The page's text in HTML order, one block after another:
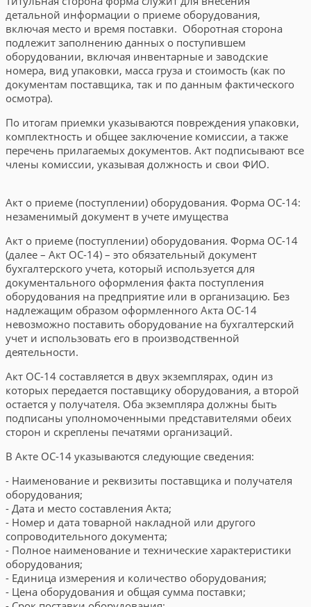
детальной информации о приеме оборудования,
включая место и время поставки. Оборотная сторона
подлежит заполнению данных о поступившем
оборудовании, включая инвентарные и заводские
номера, вид упаковки, масса груза и стоимость (как по
документам поставщика, так и по данным фактического
осмотра).
По итогам приемки указываются повреждения упаковки,
комплектность и общее заключение комиссии, а также
перечень прилагаемых документов. Акт подписывают все
члены комиссии, указывая должность и свои ФИО.
Акт о приеме (поступлении) оборудования. Форма ОС-14:
незаменимый документ в учете имущества
Акт о приеме (поступлении) оборудования. Форма ОС-14
(далее – Акт ОС-14) – это обязательный документ
бухгалтерского учета, который используется для
документального оформления факта поступления
оборудования на предприятие или в организацию. Без
надлежащим образом оформленного Акта ОС-14
невозможно поставить оборудование на бухгалтерский
учет и использовать его в производственной
деятельности.
Акт ОС-14 составляется в двух экземплярах, один из
которых передается поставщику оборудования, а второй
остается у получателя. Оба экземпляра должны быть
подписаны уполномоченными представителями обеих
сторон и скреплены печатями организаций.
В Акте ОС-14 указываются следующие сведения:
- Наименование и реквизиты поставщика и получателя
оборудования;
- Дата и место составления Акта;
- Номер и дата товарной накладной или другого
сопроводительного документа;
- Полное наименование и технические характеристики
оборудования;
- Единица измерения и количество оборудования;
- Цена оборудования и общая сумма поставки;